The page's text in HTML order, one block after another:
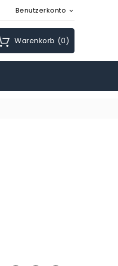
Benutzerkonto 
Warenkorb (0)